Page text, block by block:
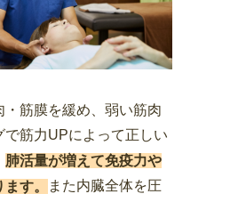
・筋膜を緩め、弱い筋肉
で筋力UPによって正しい
肺活量が増えて免疫力や
す。
また内臓全体を圧